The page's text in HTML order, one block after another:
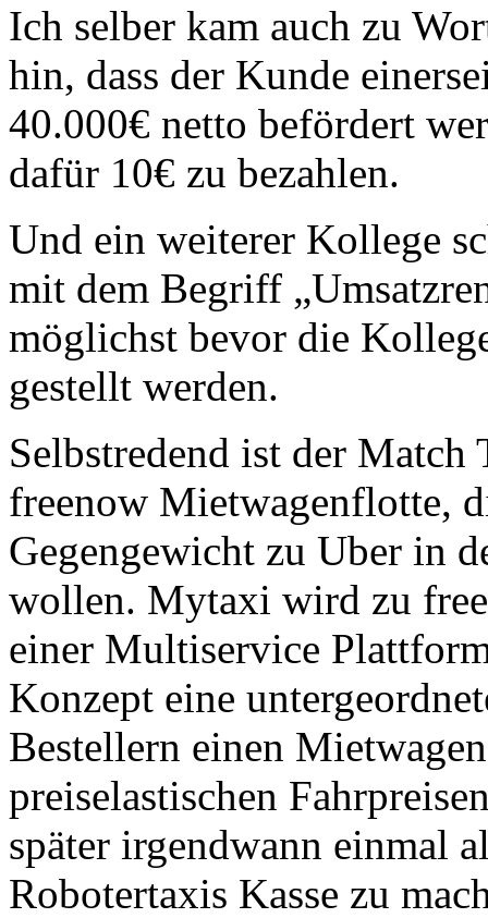
Ich selber kam auch zu
hin, dass der Kunde
40.000€ netto befördert
dafür 10€ zu bezahlen.
Und ein weiterer Kollege
mit dem Begriff
möglichst bevor die
gestellt werden.
Selbstredend ist der Match
freenow Mietwagenflotte,
Gegengewicht zu Uber in
wollen. Mytaxi wird zu
einer Multiservice
Konzept eine
Bestellern einen
preiselastischen
später irgendwann einmal
Robotertaxis Kasse zu